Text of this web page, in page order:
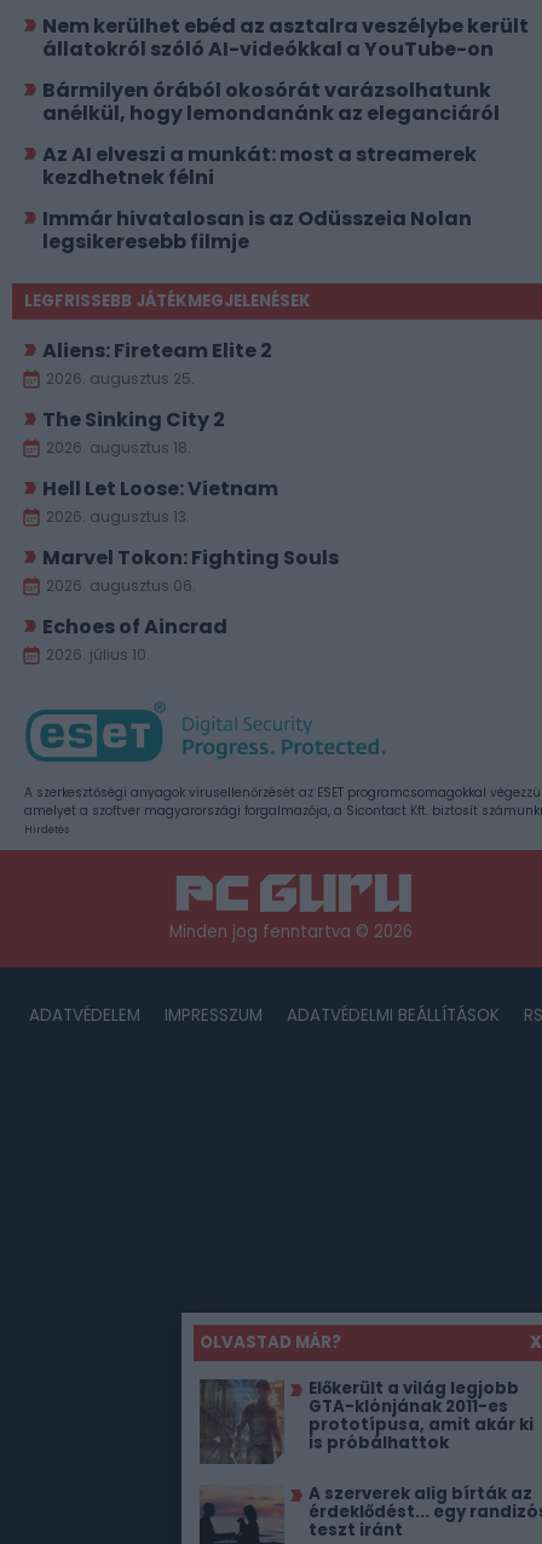
OLVASTAD MÁR?
X
Előkerült a világ legjobb
GTA-klónjának 2011-es
prototípusa, amit akár ki
is próbálhattok
A szerverek alig bírták az
érdeklődést... egy
teszt iránt
Nem kerülhet ebéd az asztalra veszélybe került
állatokról szóló AI-videókkal a YouTube-on
Bármilyen órából okosórát varázsolhatunk
anélkül, hogy lemondanánk az eleganciáról
Az AI elveszi a munkát: most a streamerek
kezdhetnek félni
Immár hivatalosan is az Odüsszeia Nolan
legsikeresebb filmje
LEGFRISSEBB JÁTÉKMEGJELENÉSEK
Aliens: Fireteam Elite 2
2026. augusztus 25.
The Sinking City 2
2026. augusztus 18.
Hell Let Loose: Vietnam
2026. augusztus 13.
Marvel Tokon: Fighting Souls
2026. augusztus 06.
Echoes of Aincrad
2026. július 10.
A szerkesztőségi anyagok vírusellenőrzését az ESET programcsomagokkal
amelyet a szoftver magyarországi forgalmazója, a Sicontact Kft. biztosít
Hirdetés
Minden jog fenntartva © 2026
ADATVÉDELEM IMPRESSZUM ADATVÉDELMI BEÁLLÍTÁSOK